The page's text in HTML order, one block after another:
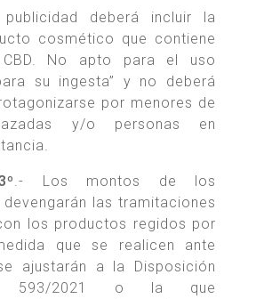
deberá incluir la
cosmético que contiene
CBD. No apto para el uso
su ingesta” y no deberá
por menores de
y/o personas en
.- Los montos de los
las tramitaciones
los productos regidos por
que se realicen ante
ajustarán a la Disposición
593/2021 o la que